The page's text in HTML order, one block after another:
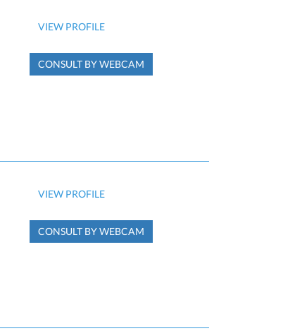
VIEW PROFILE
CONSULT BY WEBCAM
VIEW PROFILE
CONSULT BY WEBCAM